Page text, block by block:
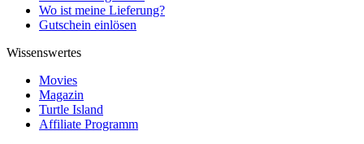
Wo ist meine Lieferung?
Gutschein einlösen
Wissenswertes
Movies
Magazin
Turtle Island
Affiliate Programm